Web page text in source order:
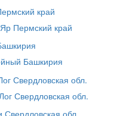
Пермский край
Башкирия
Свердловская обл.